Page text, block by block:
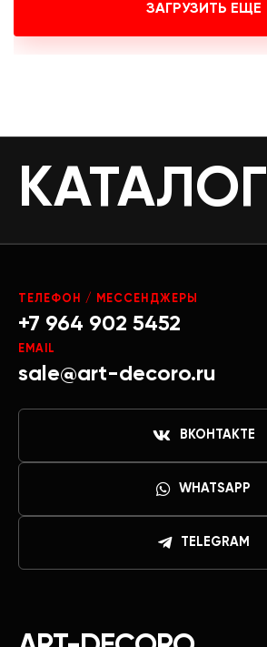
ЗАГРУЗИТЬ ЕЩЕ
КАТАЛОГ
ТЕЛЕФОН / МЕССЕНДЖЕРЫ
+7 964 902 5452
EMAIL
sale@art-decoro.ru
ВКОНТАКТЕ
WHATSAPP
TELEGRAM